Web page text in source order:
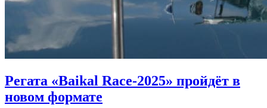
Регата «Baikal Race-2025» пройдёт в
новом формате